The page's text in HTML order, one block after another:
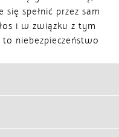
spełnić przez sam
i w związku z tym
niebezpieczeństwo